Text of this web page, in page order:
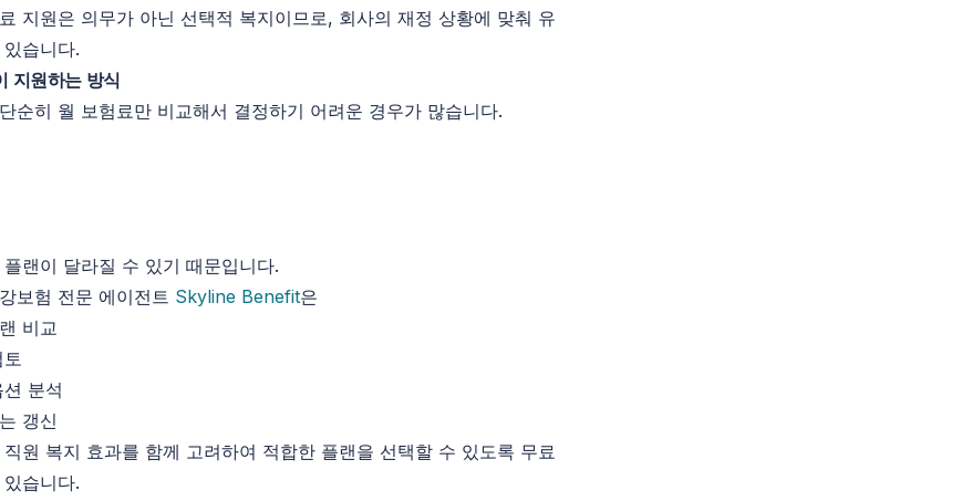
지원은 의무가 아닌 선택적 복지이므로, 회사의 재정 상황에 맞춰 유
습니다.
원하는 방식
순히 월 보험료만 비교해서 결정하기 어려운 경우가 많습니다.
랜이 달라질 수 있기 때문입니다.
보험 전문 에이전트 Skyline Benefit은
비교
분석
갱신
원 복지 효과를 함께 고려하여 적합한 플랜을 선택할 수 있도록 무료
습니다.